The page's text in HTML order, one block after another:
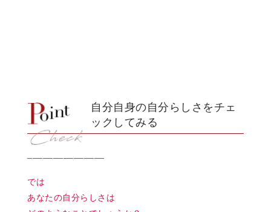
自分自身の自分らしさをチェ
ックしてみる
では
あなたの自分らしさは